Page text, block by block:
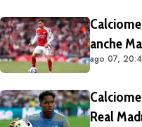
anche
ago 07,
Real